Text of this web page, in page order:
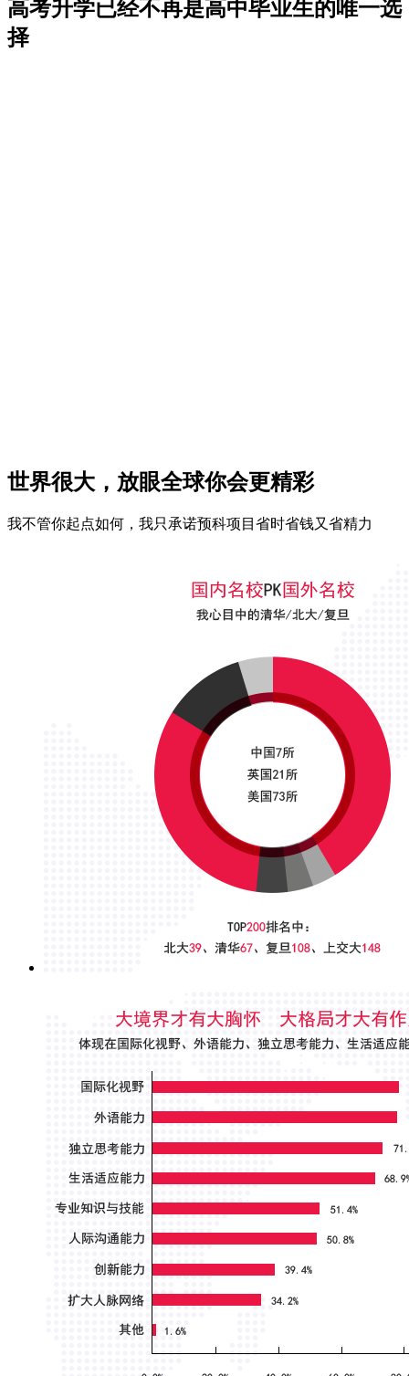
高考升学已经不再是高中毕业生的唯一选
择
世界很大，放眼全球你会更精彩
我不管你起点如何，我只承诺预科项目省时省钱又省精力